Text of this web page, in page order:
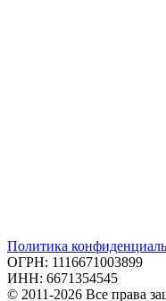
Политика
ОГРН: 1116671003899
ИНН: 6671354545
© 2011-2026 Все права